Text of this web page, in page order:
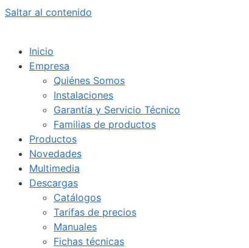
Saltar al contenido
Inicio
Empresa
Quiénes Somos
Instalaciones
Garantía y Servicio Técnico
Familias de productos
Productos
Novedades
Multimedia
Descargas
Catálogos
Tarifas de precios
Manuales
Fichas técnicas